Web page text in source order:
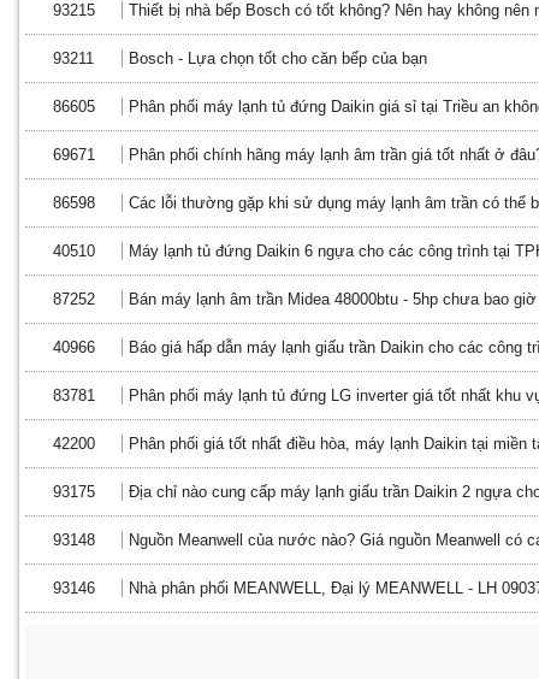
93215 Thiết bị nhà bếp Bosch có tốt không? Nên hay không nên
93211 Bosch - Lựa chọn tốt cho căn bếp của bạn
86605 Phân phối máy lạnh tủ đứng Daikin giá sỉ tại Triều an
69671 Phân phối chính hãng máy lạnh âm trần giá tốt nhất ở
86598 Các lỗi thường gặp khi sử dụng máy lạnh âm trần có thể
40510 Máy lạnh tủ đứng Daikin 6 ngựa cho các công trình tại
87252 Bán máy lạnh âm trần Midea 48000btu - 5hp chưa bao
40966 Báo giá hấp dẫn máy lạnh giấu trần Daikin cho các công
83781 Phân phối máy lạnh tủ đứng LG inverter giá tốt nhất khu
42200 Phân phối giá tốt nhất điều hòa, máy lạnh Daikin tại miền
93175 Địa chỉ nào cung cấp máy lạnh giấu trần Daikin 2 ngựa
93148 Nguồn Meanwell của nước nào? Giá nguồn Meanwell có
93146 Nhà phân phối MEANWELL, Đại lý MEANWELL - LH